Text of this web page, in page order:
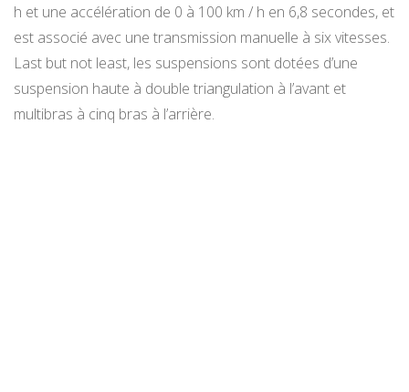
h et une accélération de 0 à 100 km / h en 6,8 secondes, et
est associé avec une transmission manuelle à six vitesses.
Last but not least, les suspensions sont dotées d’une
suspension haute à double triangulation à l’avant et
multibras à cinq bras à l’arrière.